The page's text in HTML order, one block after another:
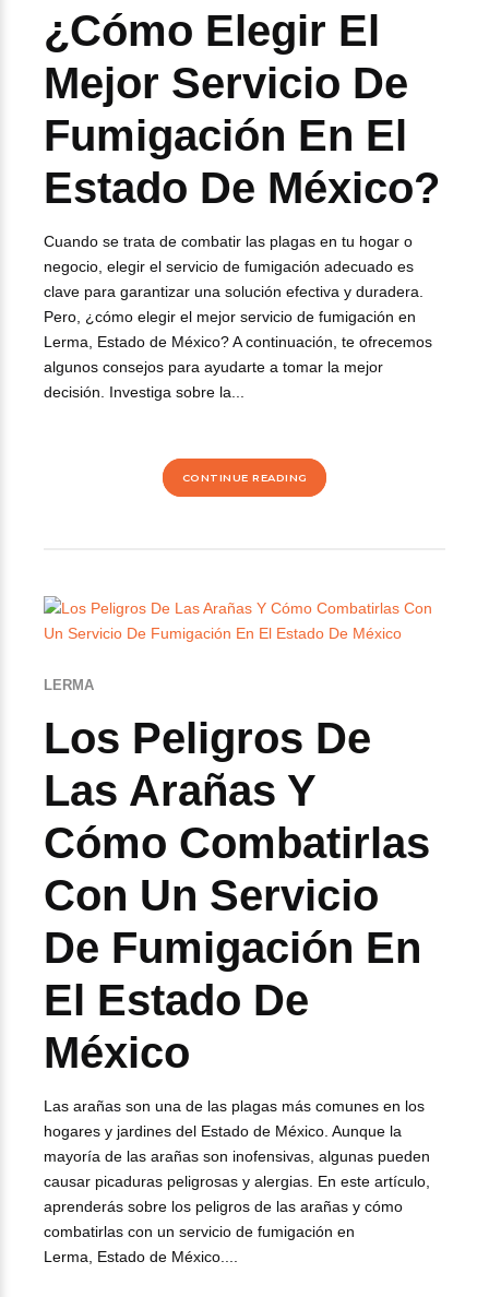
¿Cómo Elegir El
Mejor Servicio De
Fumigación En El
Estado De México?
Cuando se trata de combatir las plagas en tu hogar o
negocio, elegir el servicio de fumigación adecuado es
clave para garantizar una solución efectiva y duradera.
Pero, ¿cómo elegir el mejor servicio de fumigación en
Lerma, Estado de México? A continuación, te ofrecemos
algunos consejos para ayudarte a tomar la mejor
decisión. Investiga sobre la...
CONTINUE READING
LERMA
Los Peligros De
Las Arañas Y
Cómo Combatirlas
Con Un Servicio
De Fumigación En
El Estado De
México
Las arañas son una de las plagas más comunes en los
hogares y jardines del Estado de México. Aunque la
mayoría de las arañas son inofensivas, algunas pueden
causar picaduras peligrosas y alergias. En este artículo,
aprenderás sobre los peligros de las arañas y cómo
combatirlas con un servicio de fumigación en
Lerma, Estado de México....